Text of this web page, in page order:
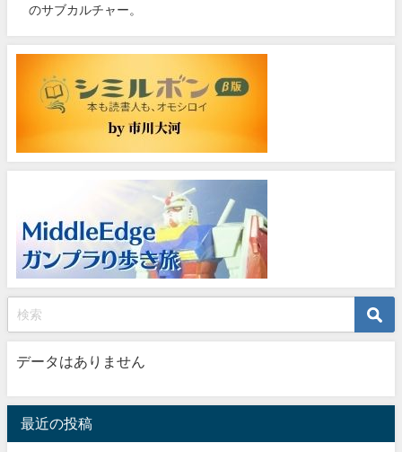
のサブカルチャー。
データはありません
最近の投稿